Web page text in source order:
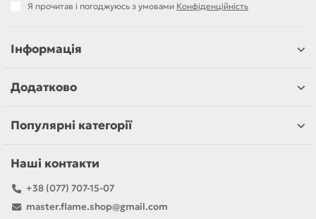
Я прочитав і погоджуюсь з умовами Конфіденційність
Інформація
Додатково
Популярні категорії
Наші контакти
+38 (077) 707-15-07
master.flame.shop@gmail.com